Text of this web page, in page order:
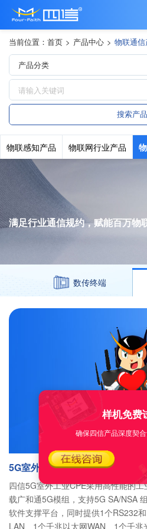
当前位置： 首页 > 产品中心 > 物联通信
物联感知产品 物联网行业产品
满足行业通信规约，赋能百万物
数传终端
5G室外工业CPE
四信5G室外工业CPE采用高性能的
载广和通5G模组，支持5G SA/NSA
软件支撑平台，同时提供1个RS232
LAN、1个千兆以太网WAN、1个千
样机免费
确保四信产品深度契